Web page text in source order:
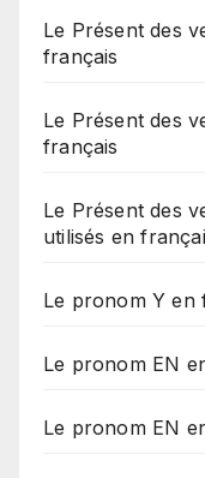
Le Présent des
français
Le Présent des
français
Le Présent des
utilisés en
Le pronom Y en
Le pronom EN
Le pronom EN